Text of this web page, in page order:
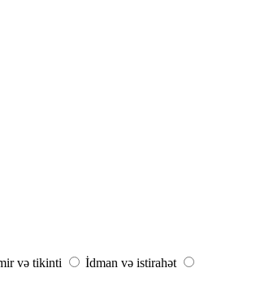
və tikinti
İdman və istirahət